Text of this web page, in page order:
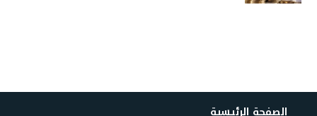
الصفحة الرئيسية